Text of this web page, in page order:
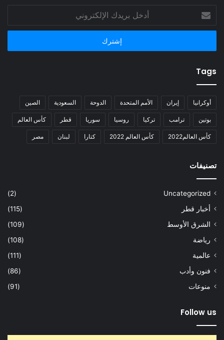
أدخل
بريدك
الإلكتروني
Tags
أوكرانيا إيران الأمم المتحدة الدوحة السعودية الصين
بوتين ترامب تركيا روسيا سوريا قطر كأس العالم
كأس العالم2022 كأس العالم 2022 كتارا لبنان مصر
تصنيفات
Uncategorized
(2)
أخبار قطر
(115)
الشرق الأوسط
(109)
رياضة
(108)
عالمية
(111)
فنون وأدب
(86)
منوعات
(91)
Follow us